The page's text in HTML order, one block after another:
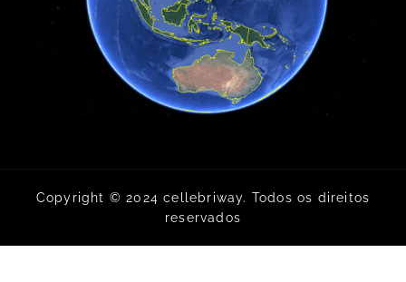
Copyright © 2024 cellebriway. Todos os direitos
reservados